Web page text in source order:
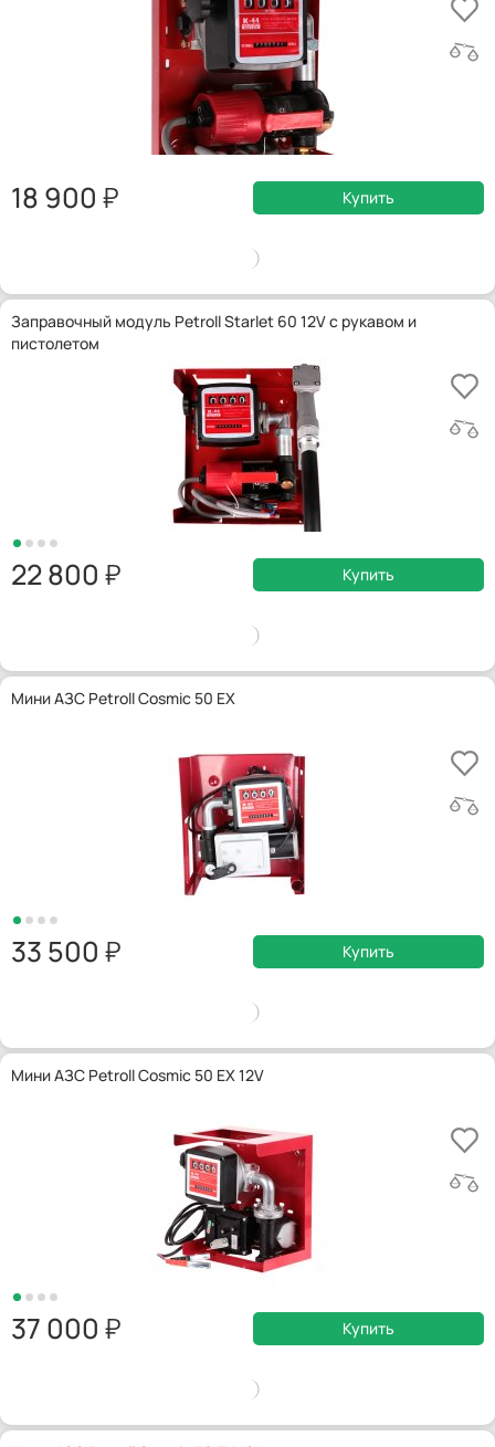
18 900 Купить
Заправочный модуль Petroll Starlet 60 12V с рукавом и
пистолетом
22 800 Купить
Мини АЗС Petroll Cosmic 50 EX
33 500 Купить
Мини АЗС Petroll Cosmic 50 EX 12V
37 000 Купить